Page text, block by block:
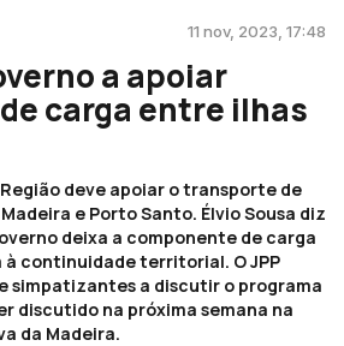
11 nov, 2023, 17:48
a apoiar
carga entre ilhas
deve apoiar o transporte de
e Porto Santo. Élvio Sousa diz
deixa a componente de carga
continuidade territorial. O JPP
simpatizantes a discutir o programa
discutido na próxima semana na
da Madeira.